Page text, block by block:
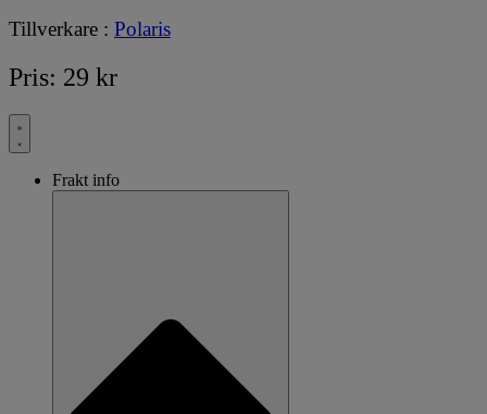
Tillverkare : Polaris
Pris: 29 kr
Frakt info